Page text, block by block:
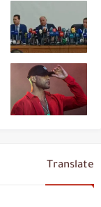
Translate